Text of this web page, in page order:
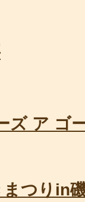
ズ ア ゴ
まつりin